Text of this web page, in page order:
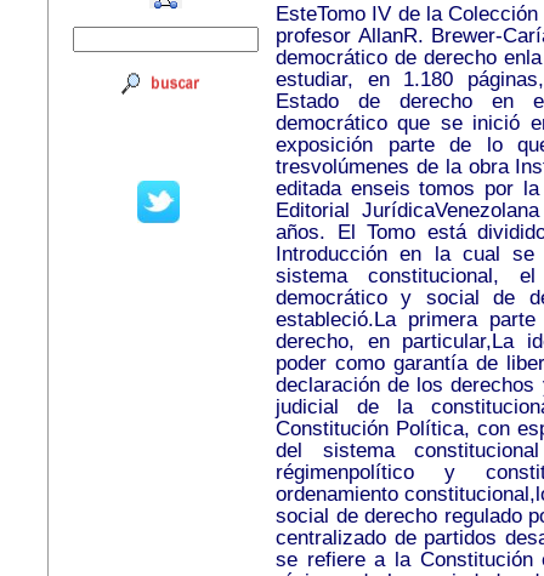
EsteTomo IV de la
profesor AllanR. Brewer-
democrático de derecho
estudiar, en 1.180
Estado de derecho en
democrático que se inició
exposición parte de lo
tresvolúmenes de la obra
editada enseis tomos por
Editorial
años. El Tomo está
Introducción en la cual se
sistema constitucional,
democrático y social de
estableció.La primera
derecho, en particular,La
poder como garantía de
declaración de los
judicial de la
Constitución Política, con
del sistema
régimenpolítico y
ordenamiento
social de derecho regulado
centralizado de partidos
se refiere a la Constitución